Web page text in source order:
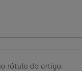
rótulo do artigo.